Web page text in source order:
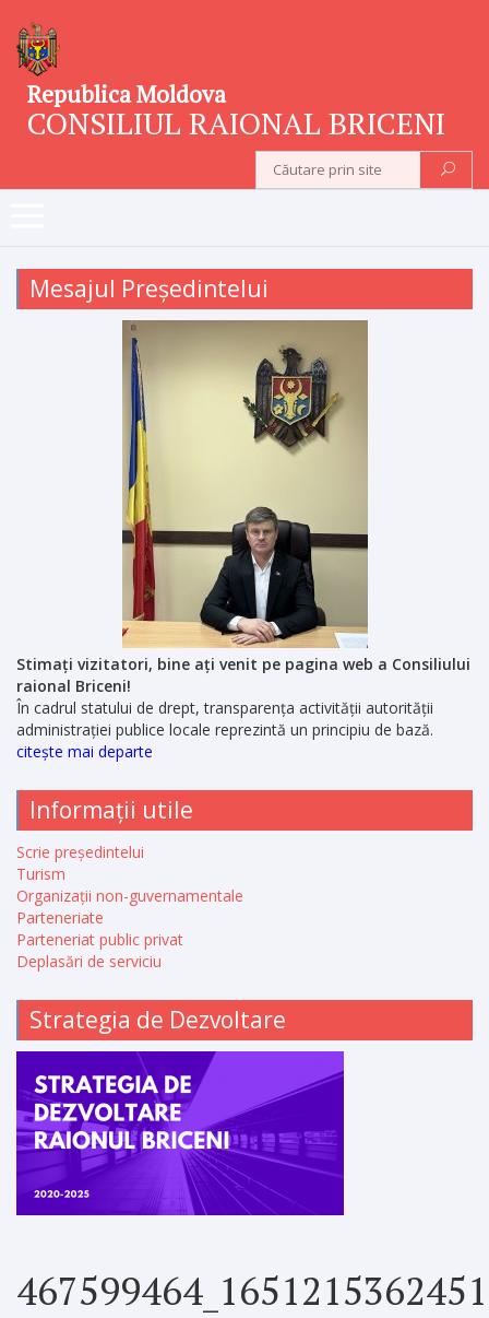
Republica Moldova
CONSILIUL RAIONAL BRICENI
Mesajul Președintelui
Stimați vizitatori, bine ați venit pe pagina web a Consiliului
raional Briceni!
În cadrul statului de drept, transparența activității autorității
administrației publice locale reprezintă un principiu de bază.
citește mai departe
Informații utile
Scrie președintelui
Turism
Organizații non-guvernamentale
Parteneriate
Parteneriat public privat
Deplasări de serviciu
Strategia de Dezvoltare